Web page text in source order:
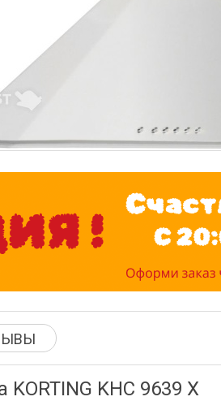
KHC 9639 X